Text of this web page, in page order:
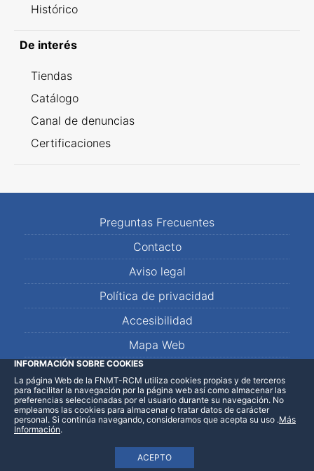
Histórico
De interés
Tiendas
Catálogo
Canal de denuncias
Certificaciones
Preguntas Frecuentes
Contacto
Aviso legal
Política de privacidad
Accesibilidad
Mapa Web
LinkedInFacebookWhatsApp
INFORMACIÓN SOBRE COOKIES
La página Web de la FNMT-RCM utiliza cookies propias y de terceros
para facilitar la navegación por la página web así como almacenar las
preferencias seleccionadas por el usuario durante su navegación. No
empleamos las cookies para almacenar o tratar datos de carácter
personal. Si continúa navegando, consideramos que acepta su uso
ACEPTO
.Más
Información.